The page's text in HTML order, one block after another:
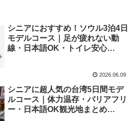
シニアにおすすめ！ソウル3泊4日
モデルコース｜足が疲れない動
線・日本語OK・トイレ安心
2026.06.09
シニアに超人気の台湾5日間モデ
ルコース｜体力温存・バリアフリ
ー・日本語OK観光地まとめ